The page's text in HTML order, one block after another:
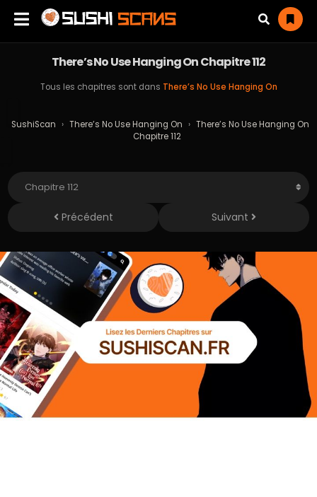
There’s No Use Hanging On Chapitre 112
Tous les chapitres sont dans There’s No Use Hanging On
SushiScan › There’s No Use Hanging On › There’s No Use Hanging On
Chapitre 112
Précédent Suivant